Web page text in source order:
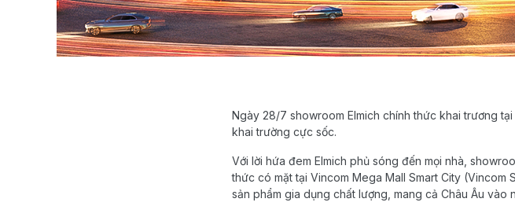
Ngày 28/7 showroom Elmich chính thức khai trương
khai trường cực sốc.
Với lời hứa đem Elmich phủ sóng đến mọi nhà,
thức có mặt tại Vincom Mega Mall Smart City
sản phẩm gia dụng chất lượng, mang cả Châu Âu vào